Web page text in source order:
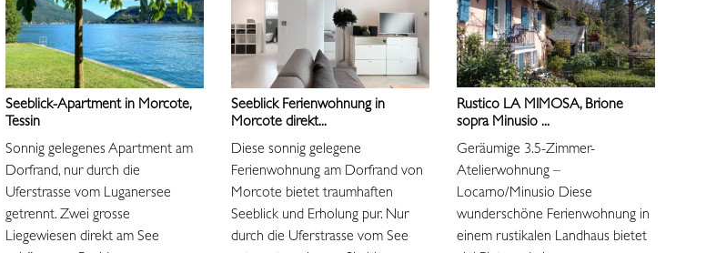
Seeblick-Apartment in Morcote,
Tessin
Sonnig gelegenes Apartment am
Dorfrand, nur durch die
Uferstrasse vom Luganersee
getrennt. Zwei grosse
Liegewiesen direkt am See
Seeblick Ferienwohnung in
Morcote direkt...
Diese sonnig gelegene
Ferienwohnung am Dorfrand von
Morcote bietet traumhaften
Seeblick und Erholung pur. Nur
durch die Uferstrasse vom See
Rustico LA MIMOSA, Brione
sopra Minusio ...
Geräumige 3.5-Zimmer-
Atelierwohnung –
Locarno/Minusio Diese
wunderschöne Ferienwohnung in
einem rustikalen Landhaus bietet